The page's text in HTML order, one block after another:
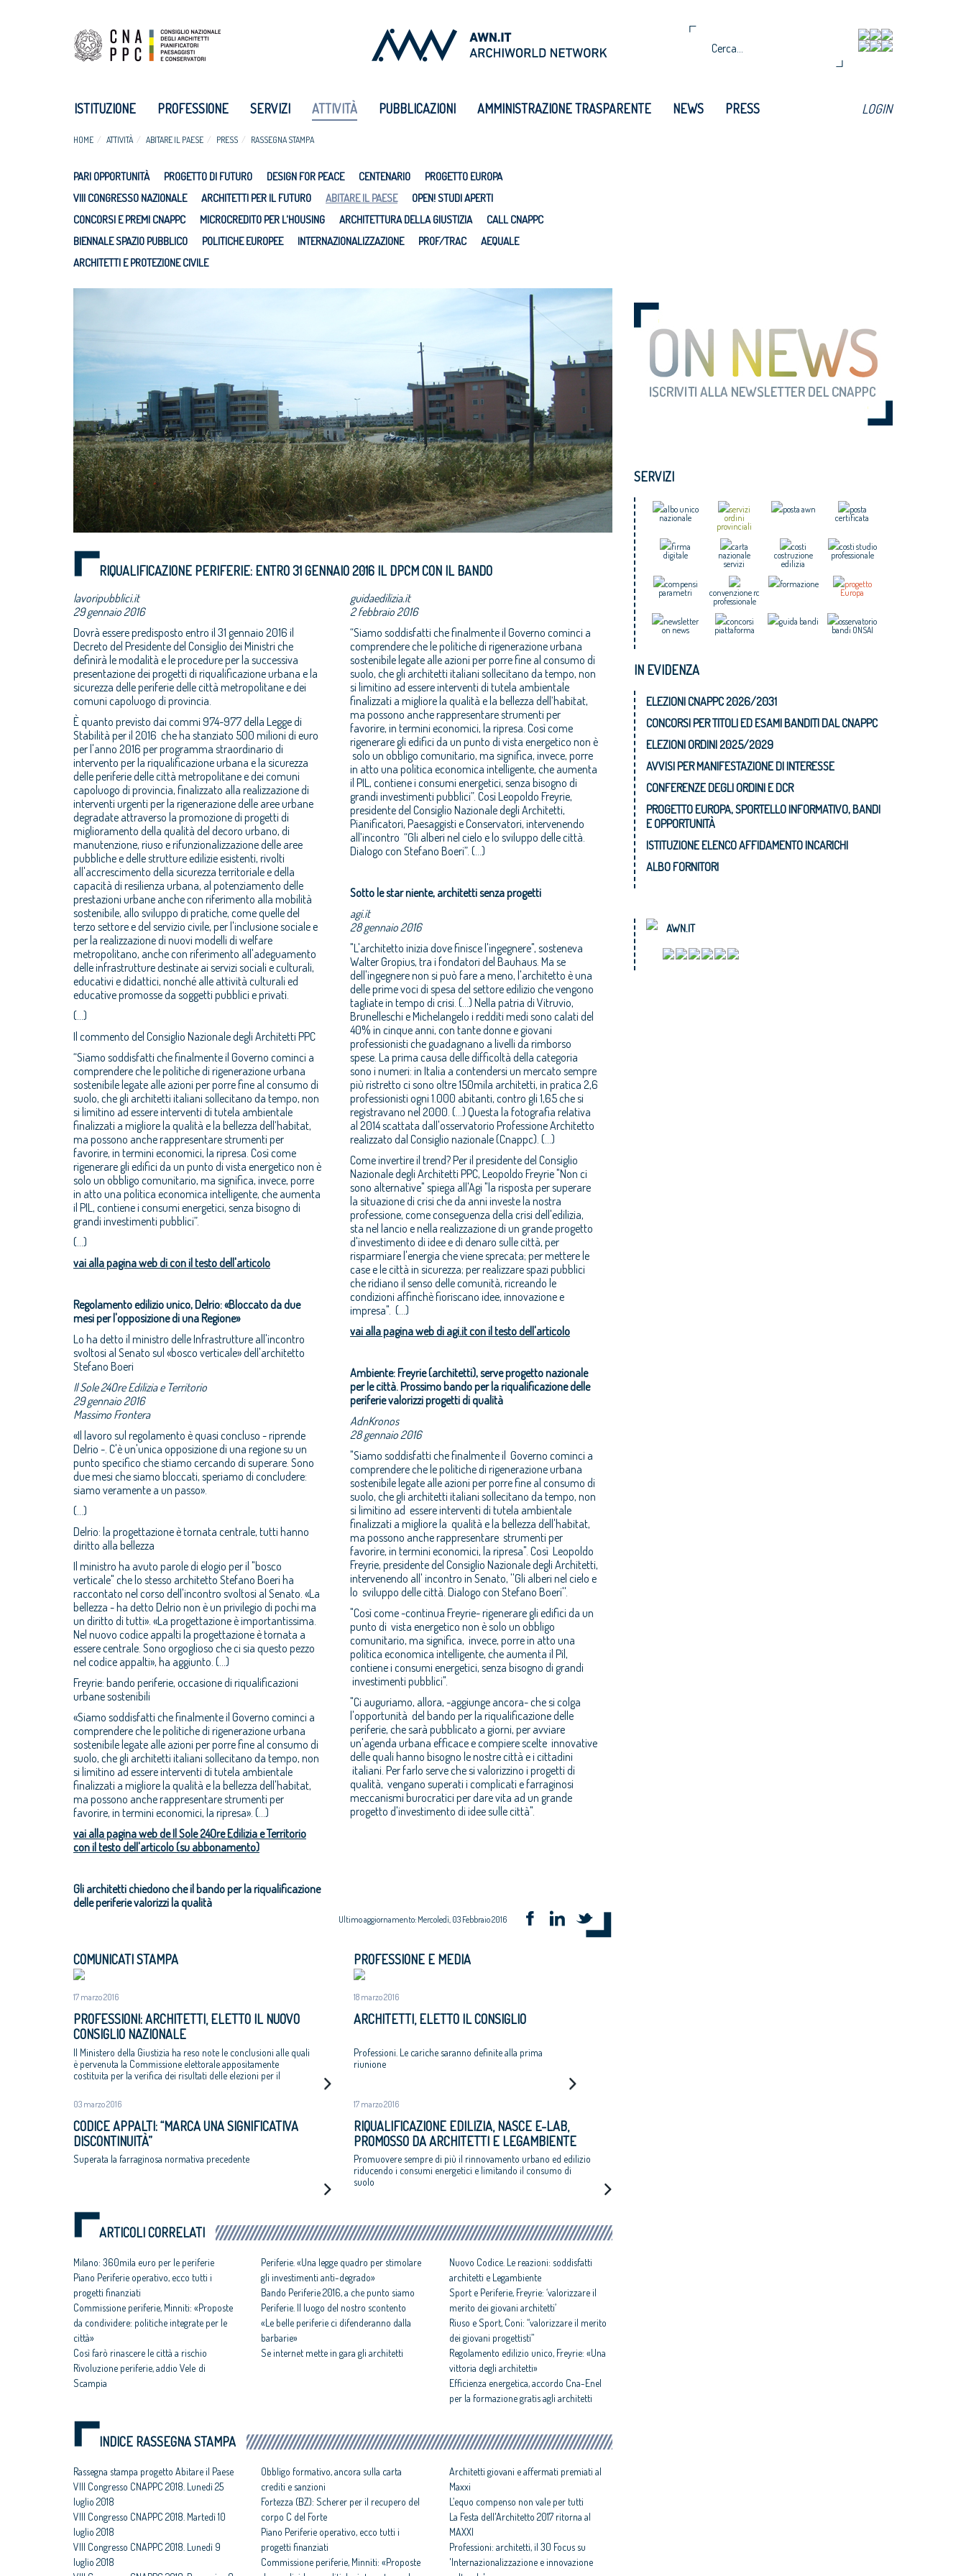
ISTITUZIONE PROFESSIONE SERVIZI ATTIVITÀ PUBBLICAZIONI AMMINISTRAZIONE TRASPARENTE NEWS PRESS LOGIN
HOME ATTIVITÀ ABITARE IL PAESE PRESS RASSEGNA STAMPA
PARI OPPORTUNITÀ PROGETTO DI FUTURO DESIGN FOR PEACE CENTENARIO
PROGETTO EUROPA
VIII CONGRESSO NAZIONALE
ARCHITETTI PER IL FUTURO ABITARE IL PAESE
OPEN! STUDI APERTI
CONCORSI E PREMI CNAPPC
MICROCREDITO PER L'HOUSING ARCHITETTURA DELLA GIUSTIZIA
CALL CNAPPC
BIENNALE SPAZIO PUBBLICO
POLITICHE EUROPEE INTERNAZIONALIZZAZIONE PROF/TRAC
AEQUALE
ARCHITETTI E PROTEZIONE CIVILE
RIQUALIFICAZIONE PERIFERIE: ENTRO 31 GENNAIO 2016 IL DPCM CON IL BANDO
lavoripubblici.it
29 gennaio 2016
Dovrà essere predisposto entro il 31 gennaio 2016 il
Decreto del Presidente del Consiglio dei Ministri che
definirà le modalità e le procedure per la successiva
presentazione dei progetti di riqualificazione urbana e la
sicurezza delle periferie delle città metropolitane e dei
comuni capoluogo di provincia.
È quanto previsto dai commi 974-977 della Legge di
Stabilità per il 2016 che ha stanziato 500 milioni di euro
per l'anno 2016 per programma straordinario di
intervento per la riqualificazione urbana e la sicurezza
delle periferie delle città metropolitane e dei comuni
capoluogo di provincia, finalizzato alla realizzazione di
interventi urgenti per la rigenerazione delle aree urbane
degradate attraverso la promozione di progetti di
miglioramento della qualità del decoro urbano, di
manutenzione, riuso e rifunzionalizzazione delle aree
pubbliche e delle strutture edilizie esistenti, rivolti
all'accrescimento della sicurezza territoriale e della
capacità di resilienza urbana, al potenziamento delle
prestazioni urbane anche con riferimento alla mobilità
sostenibile, allo sviluppo di pratiche, come quelle del
terzo settore e del servizio civile, per l'inclusione sociale e
per la realizzazione di nuovi modelli di welfare
metropolitano, anche con riferimento all'adeguamento
delle infrastrutture destinate ai servizi sociali e culturali,
educativi e didattici, nonché alle attività culturali ed
educative promosse da soggetti pubblici e privati.
(...)
Il commento del Consiglio Nazionale degli Architetti PPC
“Siamo soddisfatti che finalmente il Governo cominci a
comprendere che le politiche di rigenerazione urbana
sostenibile legate alle azioni per porre fine al consumo di
suolo, che gli architetti italiani sollecitano da tempo, non
si limitino ad essere interventi di tutela ambientale
finalizzati a migliore la qualità e la bellezza dell’habitat,
ma possono anche rappresentare strumenti per
favorire, in termini economici, la ripresa. Così come
rigenerare gli edifici da un punto di vista energetico non è
solo un obbligo comunitario, ma significa, invece, porre
in atto una politica economica intelligente, che aumenta
il PIL, contiene i consumi energetici, senza bisogno di
grandi investimenti pubblici”.
(...)
vai alla pagina web di con il testo dell'articolo
Regolamento edilizio unico, Delrio: «Bloccato da due
mesi per l'opposizione di una Regione»
Lo ha detto il ministro delle Infrastrutture all'incontro
svoltosi al Senato sul «bosco verticale» dell'architetto
Stefano Boeri
Il Sole 24Ore Edilizia e Territorio
29 gennaio 2016
Massimo Frontera
«Il lavoro sul regolamento è quasi concluso - riprende
Delrio -. C'è un'unica opposizione di una regione su un
punto specifico che stiamo cercando di superare. Sono
due mesi che siamo bloccati, speriamo di concludere:
siamo veramente a un passo».
(...)
Delrio: la progettazione è tornata centrale, tutti hanno
diritto alla bellezza
Il ministro ha avuto parole di elogio per il "bosco
verticale" che lo stesso architetto Stefano Boeri ha
raccontato nel corso dell'incontro svoltosi al Senato. «La
bellezza - ha detto Delrio non è un privilegio di pochi ma
un diritto di tutti». «La progettazione è importantissima.
Nel nuovo codice appalti la progettazione è tornata a
essere centrale. Sono orgoglioso che ci sia questo pezzo
nel codice appalti», ha aggiunto. (...)
Freyrie: bando periferie, occasione di riqualificazioni
urbane sostenibili
«Siamo soddisfatti che finalmente il Governo cominci a
comprendere che le politiche di rigenerazione urbana
sostenibile legate alle azioni per porre fine al consumo di
suolo, che gli architetti italiani sollecitano da tempo, non
si limitino ad essere interventi di tutela ambientale
finalizzati a migliore la qualità e la bellezza dell'habitat,
ma possono anche rappresentare strumenti per
favorire, in termini economici, la ripresa». (...)
vai alla pagina web de Il Sole 24Ore Edilizia e Territorio
con il testo dell'articolo (su abbonamento)
Gli architetti chiedono che il bando per la riqualificazione
delle periferie valorizzi la qualità
guidaedilizia.it
2 febbraio 2016
“Siamo soddisfatti che finalmente il Governo cominci a
comprendere che le politiche di rigenerazione urbana
sostenibile legate alle azioni per porre fine al consumo di
suolo, che gli architetti italiani sollecitano da tempo, non
si limitino ad essere interventi di tutela ambientale
finalizzati a migliore la qualità e la bellezza dell’habitat,
ma possono anche rappresentare strumenti per
favorire, in termini economici, la ripresa. Così come
rigenerare gli edifici da un punto di vista energetico non è
solo un obbligo comunitario, ma significa, invece, porre
in atto una politica economica intelligente, che aumenta
il PIL, contiene i consumi energetici, senza bisogno di
grandi investimenti pubblici”. Così Leopoldo Freyrie,
presidente del Consiglio Nazionale degli Architetti,
Pianificatori, Paesaggisti e Conservatori, intervenendo
all’incontro “Gli alberi nel cielo e lo sviluppo delle città.
Dialogo con Stefano Boeri”. (...)
Sotto le star niente, architetti senza progetti
agi.it
28 gennaio 2016
"L'architetto inizia dove finisce l'ingegnere", sosteneva
Walter Gropius, tra i fondatori del Bauhaus. Ma se
dell'ingegnere non si può fare a meno, l'architetto è una
delle prime voci di spesa del settore edilizio che vengono
tagliate in tempo di crisi. (...) Nella patria di Vitruvio,
Brunelleschi e Michelangelo i redditi medi sono calati del
40% in cinque anni, con tante donne e giovani
professionisti che guadagnano a livelli da rimborso
spese. La prima causa delle difficoltà della categoria
sono i numeri: in Italia a contendersi un mercato sempre
più ristretto ci sono oltre 150mila architetti, in pratica 2,6
professionisti ogni 1.000 abitanti, contro gli 1,65 che si
registravano nel 2000. (...) Questa la fotografia relativa
al 2014 scattata dall'osservatorio Professione Architetto
realizzato dal Consiglio nazionale (Cnappc). (...)
Come invertire il trend? Per il presidente del Consiglio
Nazionale degli Architetti PPC, Leopoldo Freyrie "Non ci
sono alternative" spiega all'Agi "la risposta per superare
la situazione di crisi che da anni investe la nostra
professione, come conseguenza della crisi dell'edilizia,
sta nel lancio e nella realizzazione di un grande progetto
d'investimento di idee e di denaro sulle città, per
risparmiare l'energia che viene sprecata; per mettere le
case e le città in sicurezza; per realizzare spazi pubblici
che ridiano il senso delle comunità, ricreando le
condizioni affinchè fioriscano idee, innovazione e
impresa". (...)
vai alla pagina web di agi.it con il testo dell'articolo
Ambiente: Freyrie (architetti), serve progetto nazionale
per le città. Prossimo bando per la riqualificazione delle
periferie valorizzi progetti di qualità
AdnKronos
28 gennaio 2016
"Siamo soddisfatti che finalmente il Governo cominci a
comprendere che le politiche di rigenerazione urbana
sostenibile legate alle azioni per porre fine al consumo di
suolo, che gli architetti italiani sollecitano da tempo, non
si limitino ad essere interventi di tutela ambientale
finalizzati a migliore la qualità e la bellezza dell'habitat,
ma possono anche rappresentare strumenti per
favorire, in termini economici, la ripresa". Così Leopoldo
Freyrie, presidente del Consiglio Nazionale degli Architetti,
intervenendo all' incontro in Senato, ''Gli alberi nel cielo e
lo sviluppo delle città. Dialogo con Stefano Boeri''.
"Così come -continua Freyrie- rigenerare gli edifici da un
punto di vista energetico non è solo un obbligo
comunitario, ma significa, invece, porre in atto una
politica economica intelligente, che aumenta il Pil,
contiene i consumi energetici, senza bisogno di grandi
investimenti pubblici".
"Ci auguriamo, allora, -aggiunge ancora- che si colga
l'opportunità del bando per la riqualificazione delle
periferie, che sarà pubblicato a giorni, per avviare
un'agenda urbana efficace e compiere scelte innovative
delle quali hanno bisogno le nostre città e i cittadini
italiani. Per farlo serve che si valorizzino i progetti di
qualità, vengano superati i complicati e farraginosi
meccanismi burocratici per dare vita ad un grande
progetto d'investimento di idee sulle città".
Ultimo aggiornamento: Mercoledì, 03 Febbraio 2016
COMUNICATI STAMPA
17 marzo 2016
PROFESSIONI: ARCHITETTI, ELETTO IL NUOVO
CONSIGLIO NAZIONALE
Il Ministero della Giustizia ha reso note le conclusioni alle quali
è pervenuta la Commissione elettorale appositamente
costituita per la verifica dei risultati delle elezioni per il
03 marzo 2016
CODICE APPALTI: “MARCA UNA SIGNIFICATIVA
DISCONTINUITÀ”
Superata la farraginosa normativa precedente
PROFESSIONE E MEDIA
18 marzo 2016
ARCHITETTI, ELETTO IL CONSIGLIO
Professioni. Le cariche saranno definite alla prima
riunione
17 marzo 2016
RIQUALIFICAZIONE EDILIZIA, NASCE E-LAB,
PROMOSSO DA ARCHITETTI E LEGAMBIENTE
Promuovere sempre di più il rinnovamento urbano ed edilizio
riducendo i consumi energetici e limitando il consumo di
suolo
ARTICOLI CORRELATI
Milano: 360mila euro per le periferie
Piano Periferie operativo, ecco tutti i
progetti finanziati
Commissione periferie, Minniti: «Proposte
da condividere: politiche integrate per le
città»
Così farò rinascere le città a rischio
Rivoluzione periferie, addio Vele di
Scampia
Periferie. «Una legge quadro per stimolare
gli investimenti anti-degrado»
Bando Periferie 2016, a che punto siamo
Periferie. Il luogo del nostro scontento
«Le belle periferie ci difenderanno dalla
barbarie»
Se internet mette in gara gli architetti
Nuovo Codice. Le reazioni: soddisfatti
architetti e Legambiente
Sport e Periferie, Freyrie: ‘valorizzare il
merito dei giovani architetti’
Riuso e Sport, Coni: “valorizzare il merito
dei giovani progettisti”
Regolamento edilizio unico, Freyrie: «Una
vittoria degli architetti»
Efficienza energetica, accordo Cna-Enel
per la formazione gratis agli architetti
INDICE RASSEGNA STAMPA
Rassegna stampa progetto Abitare il Paese
VIII Congresso CNAPPC 2018. Lunedì 25
luglio 2018
VIII Congresso CNAPPC 2018. Martedì 10
luglio 2018
VIII Congresso CNAPPC 2018. Lunedì 9
luglio 2018
Obbligo formativo, ancora sulla carta
crediti e sanzioni
Fortezza (BZ): Scherer per il recupero del
corpo C del Forte
Piano Periferie operativo, ecco tutti i
progetti finanziati
Commissione periferie, Minniti: «Proposte
Architetti giovani e affermati premiati al
Maxxi
L’equo compenso non vale per tutti
La Festa dell'Architetto 2017 ritorna al
MAXXI
Professioni: architetti, il 30 Focus su
'Internazionalizzazione e innovazione
SERVIZI
albo unico
nazionale
servizi
ordini
provinciali
posta awn
posta
certificata
firma
digitale
carta
nazionale
servizi
costi
costruzione
edilizia
costi studio
professionale
compensi
parametri
convenzione rc
professionale
formazione
progetto
Europa
newsletter
on news
concorsi
piattaforma
guida bandi
osservatorio
bandi ONSAI
IN EVIDENZA
ELEZIONI CNAPPC 2026/2031
CONCORSI PER TITOLI ED ESAMI BANDITI DAL CNAPPC
ELEZIONI ORDINI 2025/2029
AVVISI PER MANIFESTAZIONE DI INTERESSE
CONFERENZE DEGLI ORDINI E DCR
PROGETTO EUROPA, SPORTELLO INFORMATIVO, BANDI
E OPPORTUNITÀ
ISTITUZIONE ELENCO AFFIDAMENTO INCARICHI
ALBO FORNITORI
AWN.IT